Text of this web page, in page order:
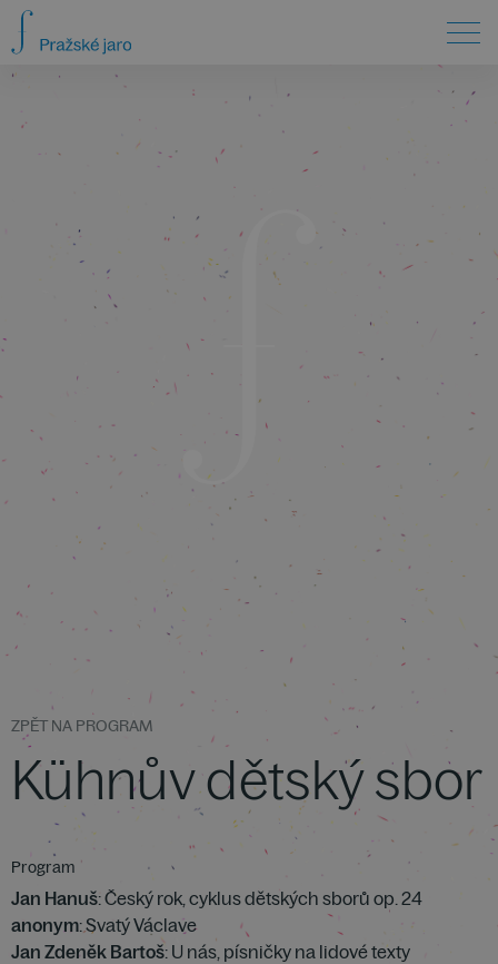
ZPĚT NA PROGRAM
Kühnův dětský sbor
Program
Jan Hanuš: Český rok, cyklus dětských sborů op. 24
anonym: Svatý Václave
Jan Zdeněk Bartoš: U nás, písničky na lidové texty